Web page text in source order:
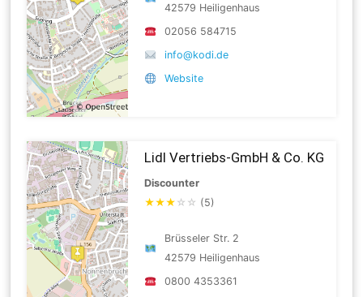
42579 Heiligenhaus
02056 584715
info@kodi.de
Website
Lidl Vertriebs-GmbH & Co. KG
Discounter
★★★ ☆ ☆ (5)
Brüsseler Str. 2
42579 Heiligenhaus
0800 4353361